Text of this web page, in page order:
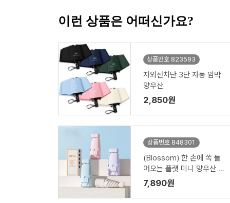
이런 상품은 어떠신가요?
상품번호 823593
자외선차단 3단 자동 암막
양우산
2,850원
상품번호 848301
(Blossom) 한 손에 쏙 들
어오는 플랫 미니 양우산 1
P
7,890원